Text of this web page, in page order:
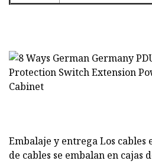
Embalaje y entrega Los cables
de cables se embalan en cajas